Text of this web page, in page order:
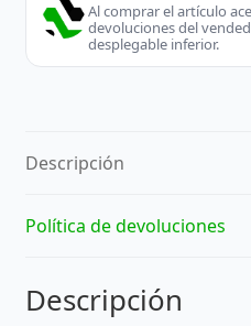
Al comprar el artículo
devoluciones del
desplegable inferior.
Descripción
Política de devoluciones
Descripción